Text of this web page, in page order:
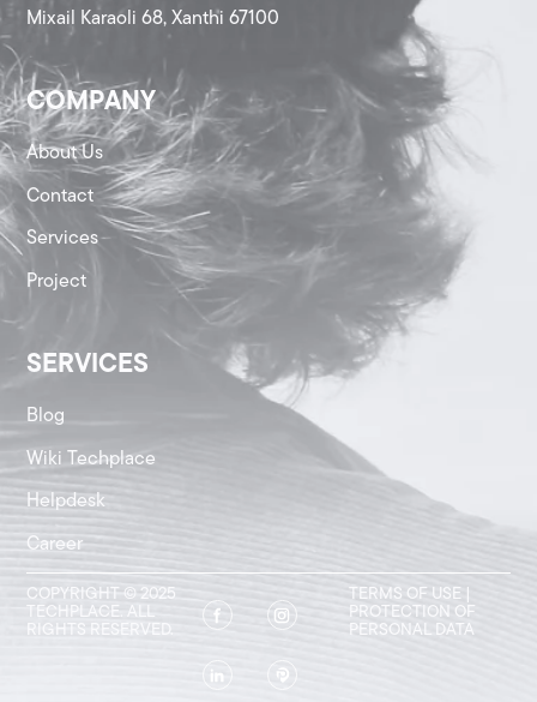
Mixail Karaoli 68, Xanthi 67100
COMPANY
About Us
Contact
Services
Project
SERVICES
Blog
Wiki Techplace
Helpdesk
Career
COPYRIGHT © 2025
TECHPLACE. ALL
RIGHTS RESERVED.
TERMS OF USE
PROTECTION OF
PERSONAL DATA